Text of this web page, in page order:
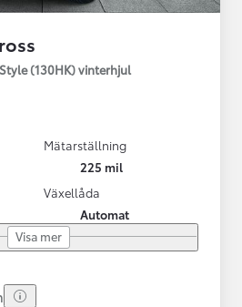
(130HK) vinterhjul
Mätarställning
225 mil
Växellåda
Automat
Visa mer